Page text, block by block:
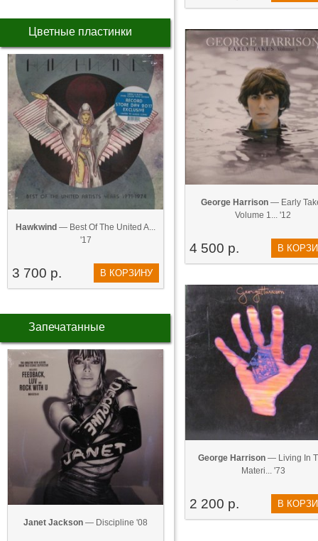
Цветные пластинки
Hawkwind — Best Of The United A...
'17
3 700 р. В КОРЗИНУ
Запечатанные
Janet Jackson — Discipline '08
George Harrison— Early
Volume 1... '12
4 500 р. В
George Harrison — Living In
Materi... '73
2 200 р. В